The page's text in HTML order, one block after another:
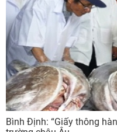
Bình Định: “Giấy thông